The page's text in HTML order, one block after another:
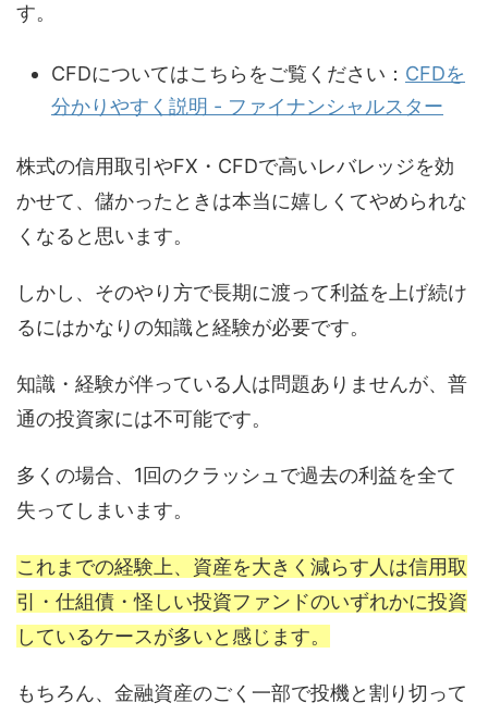
す。
CFDについてはこちらをご覧ください： CFDを
分かりやすく説明 - ファイナンシャルスター
株式の信用取引やFX・CFDで高いレバレッジを効
かせて、儲かったときは本当に嬉しくてやめられな
くなると思います。
しかし、そのやり方で長期に渡って利益を上げ続け
るにはかなりの知識と経験が必要です。
知識・経験が伴っている人は問題ありませんが、普
通の投資家には不可能です。
多くの場合、1回のクラッシュで過去の利益を全て
失ってしまいます。
これまでの経験上、資産を大きく減らす人は信用取
引・仕組債・怪しい投資ファンドのいずれかに投資
しているケースが多いと感じます。
もちろん、金融資産のごく一部で投機と割り切って